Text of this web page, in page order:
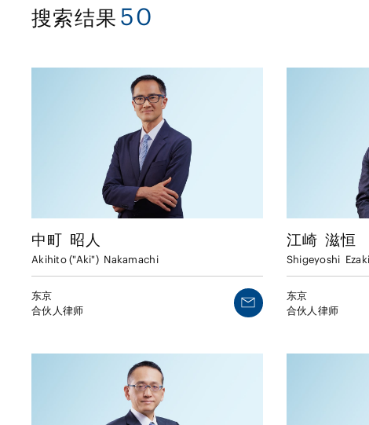
搜索结果 50
中町 昭人
Akihito ("Aki") Nakamachi
东京
合伙人律师
江崎 滋恒
Shigeyoshi Ezaki
东京
合伙人律师